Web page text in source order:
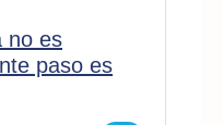
no es
paso es